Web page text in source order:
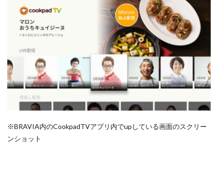
※BRAVIA内のCookpadTVアプリ内でupしている画面のスクリー
ンショット